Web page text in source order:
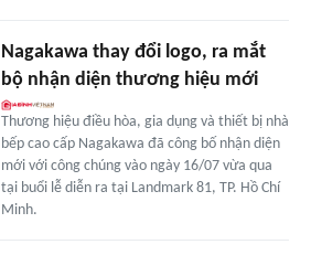
Nagakawa thay đổi logo, ra mắt
bộ nhận diện thương hiệu mới
Thương hiệu điều hòa, gia dụng và thiết bị nhà
bếp cao cấp Nagakawa đã công bố nhận diện
mới với công chúng vào ngày 16/07 vừa qua
tại buổi lễ diễn ra tại Landmark 81, TP. Hồ Chí
Minh.